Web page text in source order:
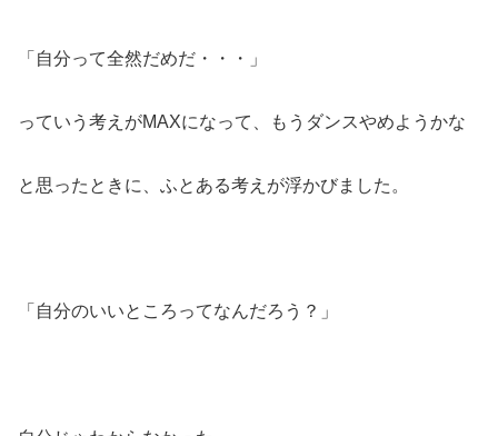
「自分って全然だめだ・・・」
っていう考えがMAXになって、もうダンスやめようかな
と思ったときに、ふとある考えが浮かびました。
「自分のいいところってなんだろう？」